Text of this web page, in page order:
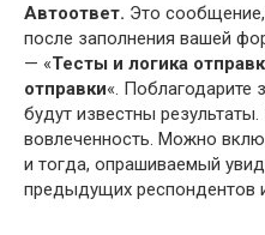
Автоответ. Это
после заполнения вашей
— «Тесты и логика
отправки«. Поблагодарите
будут известны
вовлеченность. Можно
и тогда, опрашиваемый
предыдущих респондентов